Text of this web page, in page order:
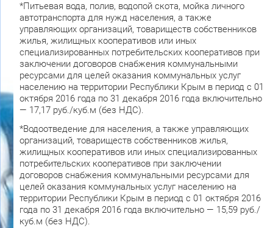
*Питьевая вода, полив, водопой скота, мойка личного
автотранспорта для нужд населения, а также
управляющих организаций, товариществ собственников
жилья, жилищных кооперативов или иных
специализированных потребительских кооперативов при
заключении договоров снабжения коммунальными
ресурсами для целей оказания коммунальных услуг
населению на территории Республики Крым в период с 01
октября 2016 года по 31 декабря 2016 года включительно
— 17,17 руб./куб.м (без НДС).
*Водоотведение для населения, а также управляющих
организаций, товариществ собственников жилья,
жилищных кооперативов или иных специализированных
потребительских кооперативов при заключении
договоров снабжения коммунальными ресурсами для
целей оказания коммунальных услуг населению на
территории Республики Крым в период с 01 октября 2016
года по 31 декабря 2016 года включительно — 15,59 руб./
куб.м (без НДС).